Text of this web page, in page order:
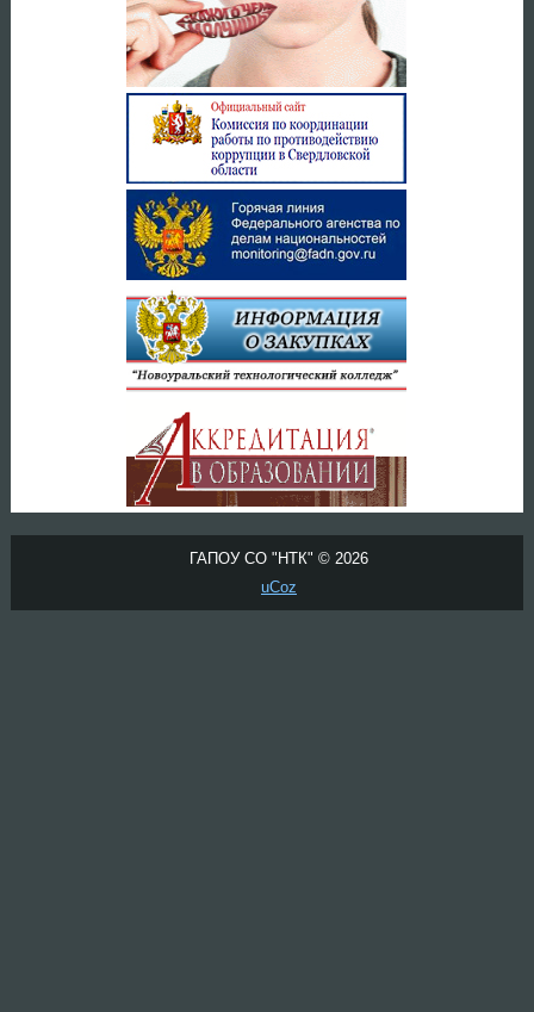
ГАПОУ СО "НТК" © 2026
uCoz